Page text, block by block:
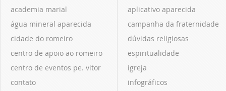
academia marial
água mineral aparecida
cidade do romeiro
centro de apoio ao romeiro
centro de eventos pe. vitor
contato
aplicativo aparecida
campanha da fraternidade
dúvidas religiosas
espiritualidade
igreja
infográficos